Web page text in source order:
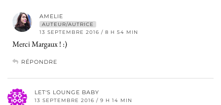
AMELIE
AUTEUR/AUTRICE
13 SEPTEMBRE 2016 / 8 H 54 MIN
Merci Margaux ! :)
RÉPONDRE
LET'S LOUNGE BABY
13 SEPTEMBRE 2016 / 9 H 14 MIN